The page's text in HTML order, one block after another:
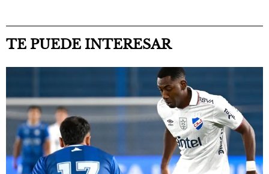
TE PUEDE INTERESAR